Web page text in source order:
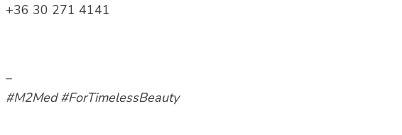
+36 30 271 4141
–
#M2Med #ForTimelessBeauty